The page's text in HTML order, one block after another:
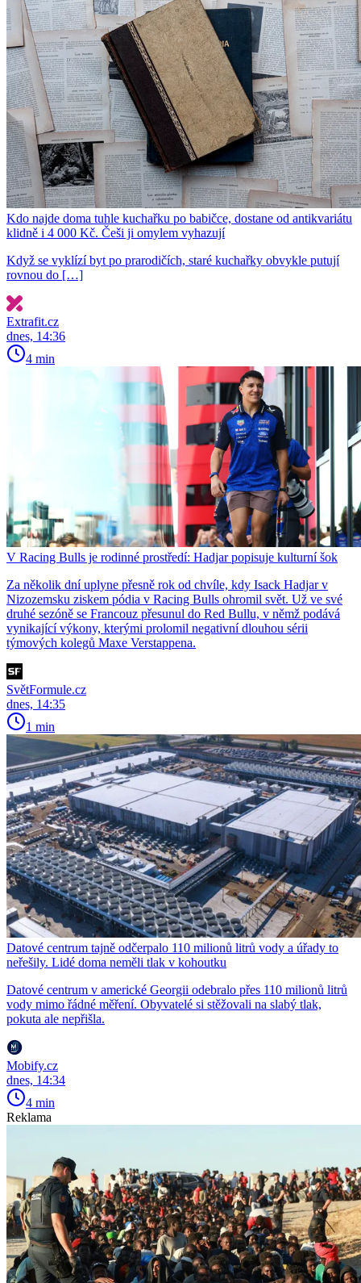
Kdo najde doma tuhle kuchařku po babičce, dostane od antikvariátu
klidně i 4 000 Kč. Češi ji omylem vyhazují
Když se vyklízí byt po prarodičích, staré kuchařky obvykle putují
rovnou do […]
Extrafit.cz
dnes, 14:36
4 min
V Racing Bulls je rodinné prostředí: Hadjar popisuje kulturní šok
Za několik dní uplyne přesně rok od chvíle, kdy Isack Hadjar v
Nizozemsku ziskem pódia v Racing Bulls ohromil svět. Už ve své
druhé sezóně se Francouz přesunul do Red Bullu, v němž podává
vynikající výkony, kterými prolomil negativní dlouhou sérii
týmových kolegů Maxe Verstappena.
SvětFormule.cz
dnes, 14:35
1 min
Datové centrum tajně odčerpalo 110 milionů litrů vody a úřady to
neřešily. Lidé doma neměli tlak v kohoutku
Datové centrum v americké Georgii odebralo přes 110 milionů litrů
vody mimo řádné měření. Obyvatelé si stěžovali na slabý tlak,
pokuta ale nepřišla.
Mobify.cz
dnes, 14:34
4 min
Reklama